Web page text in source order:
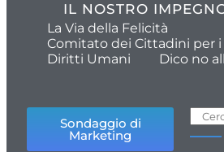
IL NOSTRO
La Via della Felicità
Comitato dei Cittadini per
Diritti Umani
Dico no
Sondaggio di
Marketing